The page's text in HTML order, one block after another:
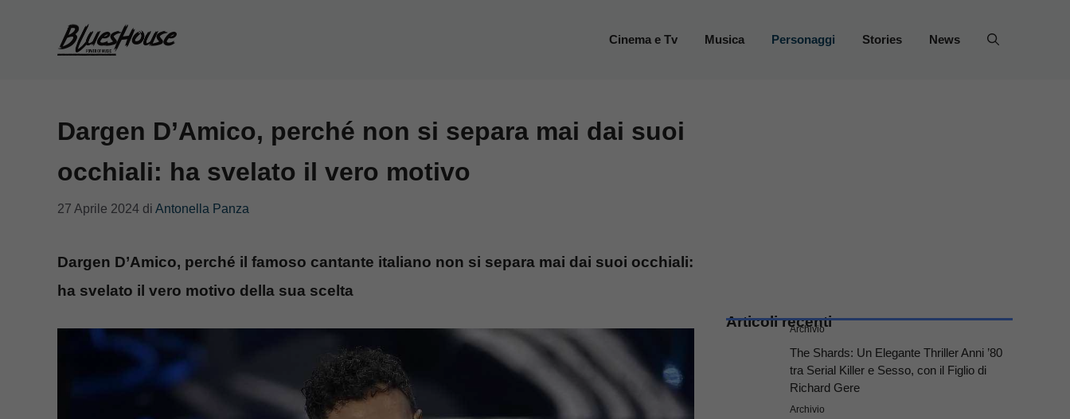
Cinema e Tv Musica Personaggi Stories News
Dargen D’Amico, perché non si separa mai dai suoi
occhiali: ha svelato il vero motivo
27 Aprile 2024 di Antonella Panza
Dargen D’Amico, perché il famoso cantante italiano non si separa mai dai suoi occhiali:
ha svelato il vero motivo della sua scelta
Articoli recenti
Archivio
The Shards: Un Elegante Thriller Anni ’80
tra Serial Killer e Sesso, con il Figlio di
Richard Gere
Archivio